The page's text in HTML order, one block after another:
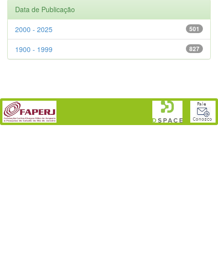
Data de Publicação
501
2000 - 2025
827
1900 - 1999